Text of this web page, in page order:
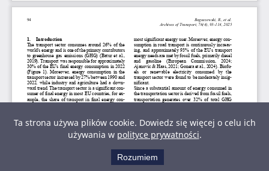
Ta strona używa plików cookie. Dowiedz się więcej o celu ich
używania w polityce prywatności.
Rozumiem